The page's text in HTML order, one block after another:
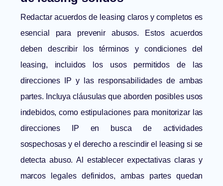
Redactar acuerdos de leasing claros y completos es
esencial para prevenir abusos. Estos acuerdos
deben describir los términos y condiciones del
leasing, incluidos los usos permitidos de las
direcciones IP y las responsabilidades de ambas
partes. Incluya cláusulas que aborden posibles usos
indebidos, como estipulaciones para monitorizar las
direcciones IP en busca de actividades
sospechosas y el derecho a rescindir el leasing si se
detecta abuso. Al establecer expectativas claras y
marcos legales definidos, ambas partes quedan